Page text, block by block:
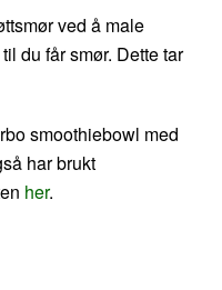
ved å male
du får smør. Dette tar
smoothiebowl med
har brukt
her.